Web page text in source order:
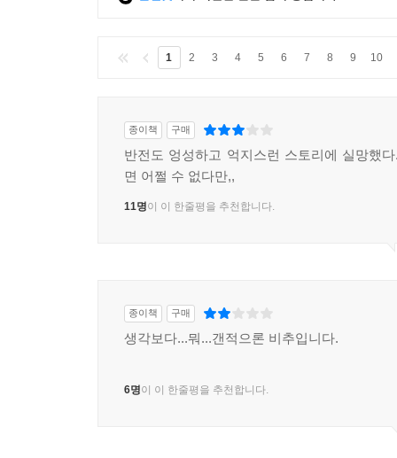
1 2 3 4 5 6 7 8 9 10
종이책 구매
반전도 엉성하고 억지스런 스토리에 실망했
면 어쩔 수 없다만,,
11명이 이 한줄평을 추천합니다.
종이책 구매
생각보다...뭐...갠적으론 비추입니다.
6명이 이 한줄평을 추천합니다.